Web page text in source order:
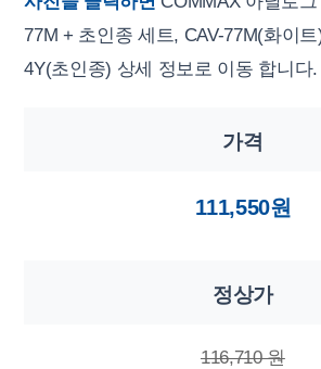
77M + 초인종 세트, CAV-77M(화이
4Y(초인종) 상세 정보로 이동 합니다.
가격
111,550원
정상가
116,710 원